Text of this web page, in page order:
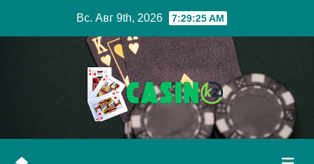
Вс. Авг 9th, 2026 7:29:26 AM